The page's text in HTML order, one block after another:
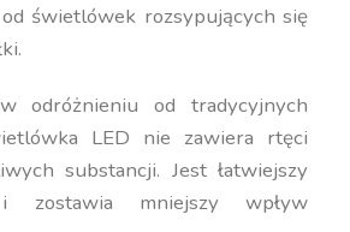
świetlówek rozsypujących się
odróżnieniu od tradycyjnych
LED nie zawiera rtęci
substancji. Jest łatwiejszy
mniejszy wpływ